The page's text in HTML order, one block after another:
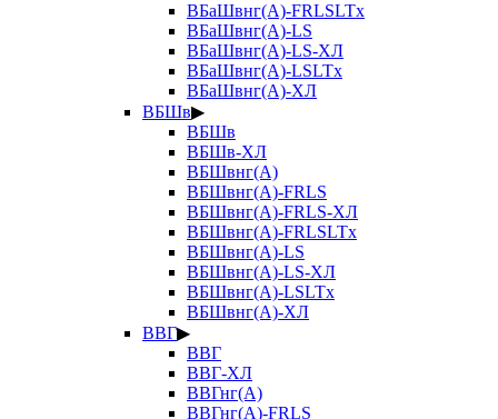
ВБаШвнг(А)-FRLSLTx
ВБаШвнг(А)-LS
ВБаШвнг(А)-LS-ХЛ
ВБаШвнг(А)-LSLTx
ВБаШвнг(А)-ХЛ
ВБШв▶
ВБШв
ВБШв-ХЛ
ВБШвнг(А)
ВБШвнг(А)-FRLS
ВБШвнг(А)-FRLS-ХЛ
ВБШвнг(А)-FRLSLTx
ВБШвнг(А)-LS
ВБШвнг(А)-LS-ХЛ
ВБШвнг(А)-LSLTx
ВБШвнг(А)-ХЛ
ВВГ▶
ВВГ
ВВГ-ХЛ
ВВГнг(А)
ВВГнг(А)-FRLS